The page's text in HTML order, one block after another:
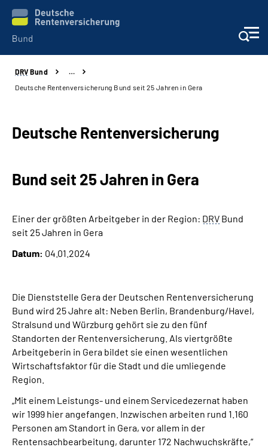
Beratung & Kontakt
Karriere
Leichte Sprache
Suche
DRV Bund
…
Deutsche Rentenversicherung Bund seit 25 Jahren in Gera
Deutsche Rentenversicherung
Bund seit 25 Jahren in Gera
Einer der größten Arbeitgeber in der Region: DRV Bund
seit 25 Jahren in Gera
Datum: 04.01.2024
Die Dienststelle Gera der Deutschen Rentenversicherung
Bund wird 25 Jahre alt: Neben Berlin, Brandenburg/Havel,
Stralsund und Würzburg gehört sie zu den fünf
Standorten der Rentenversicherung. Als viertgrößte
Arbeitgeberin in Gera bildet sie einen wesentlichen
Wirtschaftsfaktor für die Stadt und die umliegende
Region.
„Mit einem Leistungs- und einem Servicedezernat haben
wir 1999 hier angefangen. Inzwischen arbeiten rund 1.160
Personen am Standort in Gera, vor allem in der
Rentensachbearbeitung, darunter 172 Nachwuchskräfte,“